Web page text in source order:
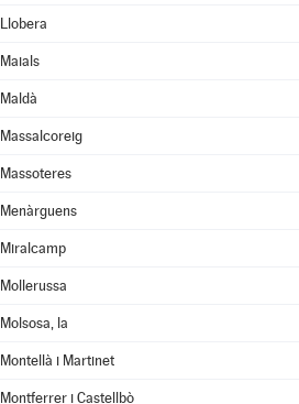
Llobera
Maials
Maldà
Massalcoreig
Massoteres
Menàrguens
Miralcamp
Mollerussa
Molsosa, la
Montellà i Martinet
Montferrer i Castellbò